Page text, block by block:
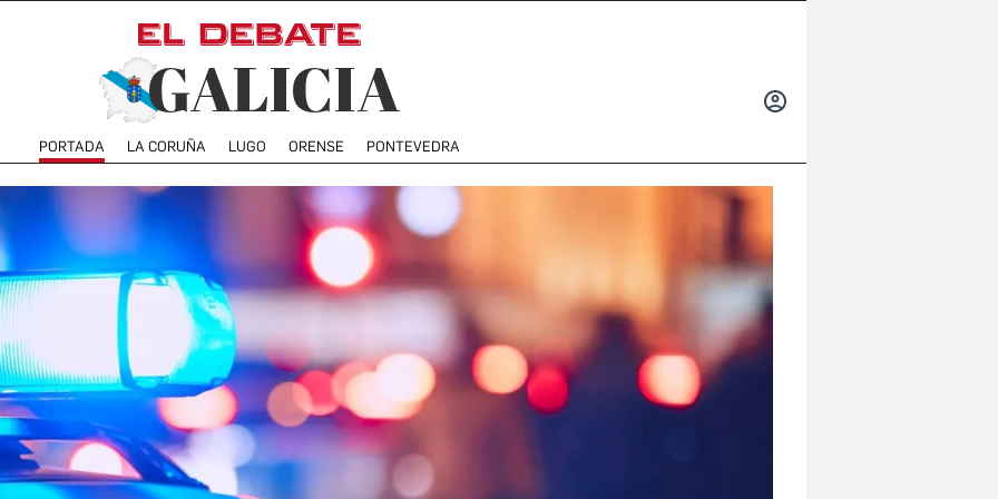
PORTADA LA CORUÑA LUGO ORENSE PONTEVEDRA